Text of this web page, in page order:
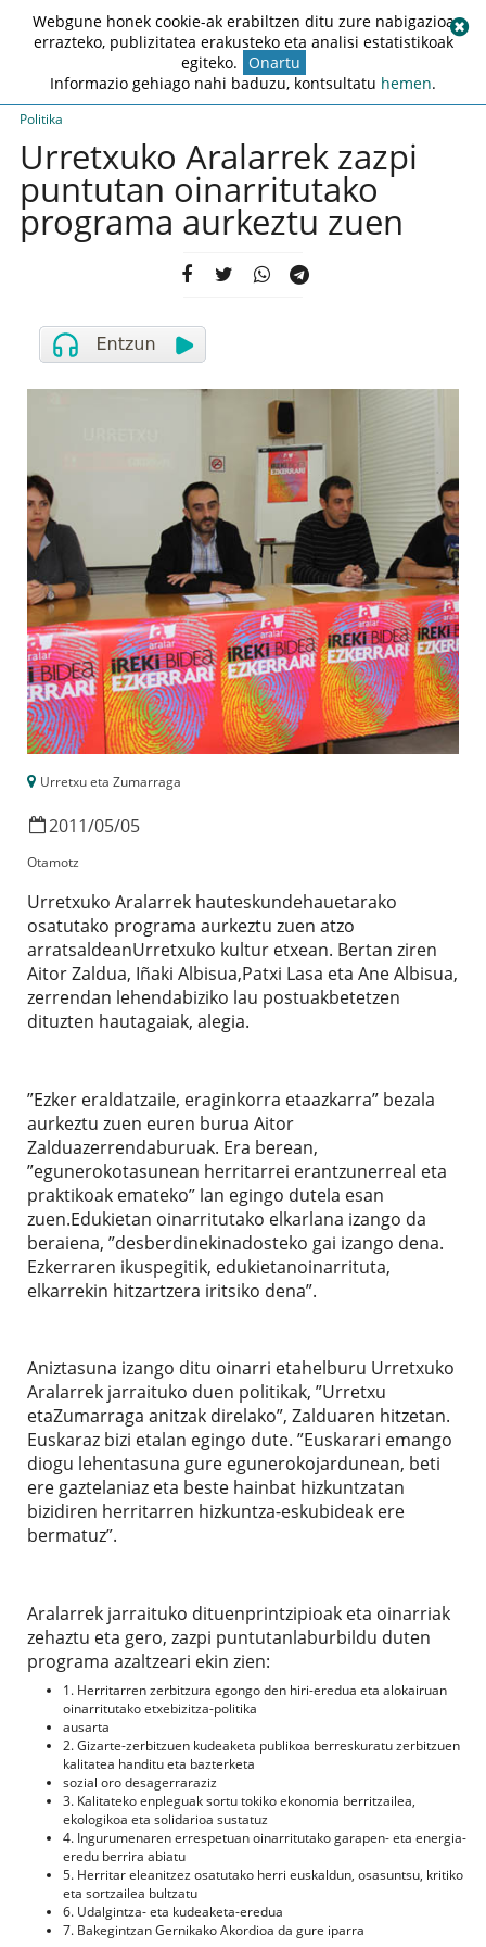
Politika
Urretxuko Aralarrek zazpi
puntutan oinarritutako
programa aurkeztu zuen
Urretxu eta Zumarraga
2011/05/05
Otamotz
Urretxuko Aralarrek hauteskundehauetarako
osatutako programa aurkeztu zuen atzo
arratsaldeanUrretxuko kultur etxean. Bertan ziren
Aitor Zaldua, Iñaki Albisua,Patxi Lasa eta Ane Albisua,
zerrendan lehendabiziko lau postuakbetetzen
dituzten hautagaiak, alegia.
”Ezker eraldatzaile, eraginkorra etaazkarra” bezala
aurkeztu zuen euren burua Aitor
Zalduazerrendaburuak. Era berean,
”egunerokotasunean herritarrei erantzunerreal eta
praktikoak emateko” lan egingo dutela esan
zuen.Edukietan oinarritutako elkarlana izango da
beraiena, ”desberdinekinadosteko gai izango dena.
Ezkerraren ikuspegitik, edukietanoinarrituta,
elkarrekin hitzartzera iritsiko dena”.
Aniztasuna izango ditu oinarri etahelburu Urretxuko
Aralarrek jarraituko duen politikak, ”Urretxu
etaZumarraga anitzak direlako”, Zalduaren hitzetan.
Euskaraz bizi etalan egingo dute. ”Euskarari emango
diogu lehentasuna gure egunerokojardunean, beti
ere gaztelaniaz eta beste hainbat hizkuntzatan
bizidiren herritarren hizkuntza-eskubideak ere
bermatuz”.
Aralarrek jarraituko dituenprintzipioak eta oinarriak
zehaztu eta gero, zazpi puntutanlaburbildu duten
programa azaltzeari ekin zien:
1. Herritarren zerbitzura egongo den hiri-eredua eta alokairuan
oinarritutako etxebizitza-politika
ausarta
2. Gizarte-zerbitzuen kudeaketa publikoa berreskuratu zerbitzuen
kalitatea handitu eta bazterketa
sozial oro desagerraraziz
3. Kalitateko enpleguak sortu tokiko ekonomia berritzailea,
ekologikoa eta solidarioa sustatuz
4. Ingurumenaren errespetuan oinarritutako garapen- eta energia-
eredu berrira abiatu
5. Herritar eleanitzez osatutako herri euskaldun, osasuntsu, kritiko
eta sortzailea bultzatu
6. Udalgintza- eta kudeaketa-eredua
7. Bakegintzan Gernikako Akordioa da gure iparra
Webgune honek cookie-ak erabiltzen ditu zure nabigazioa
errazteko, publizitatea erakusteko eta analisi estatistikoak
egiteko. Onartu
Informazio gehiago nahi baduzu, kontsultatu hemen.